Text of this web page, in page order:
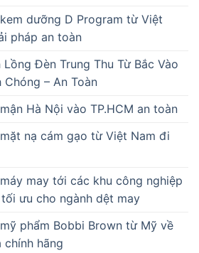
dưỡng D Program từ Việt
pháp an toàn
Lồng Đèn Trung Thu Từ Bắc Vào
Chóng – An Toàn
Hà Nội vào TP.HCM an toàn
nạ cám gạo từ Việt Nam đi
may tới các khu công nghiệp
ưu cho ngành dệt may
phẩm Bobbi Brown từ Mỹ về
chính hãng